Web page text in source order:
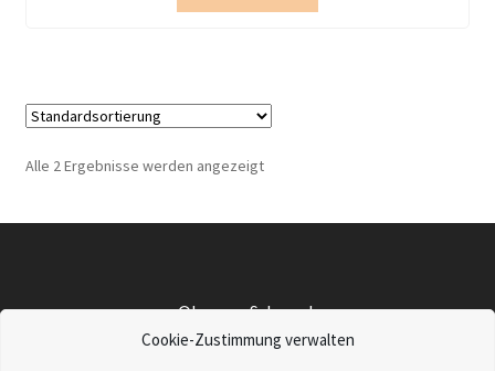
Cookie-Zustimmung verwalten
Alle 2 Ergebnisse werden angezeigt
©Lampu-Schmuck
Datenschutz|Widerrufsbelehrung